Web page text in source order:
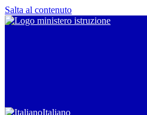
Salta al contenuto
Italiano